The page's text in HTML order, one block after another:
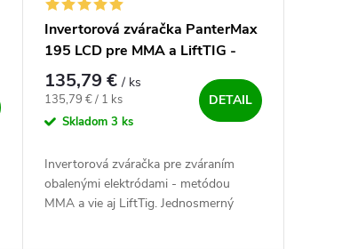
Invertorová zváračka PanterMax
195 LCD pre MMA a LiftTIG -
výhodný SET
135,79 €/ ks
Jednotková cena:
135,79 € / 1 ks
Skladom 3 ks
DETAIL
Invertorová zváračka pre zváraním
obalenými elektródami - metódou
MMA a vie aj LiftTig. Jednosmerný